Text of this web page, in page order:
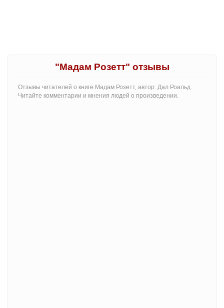
"Мадам Розетт" отзывы
Отзывы читателей о книге Мадам Розетт, автор: Дал Роальд.
Читайте комментарии и мнения людей о произведении.